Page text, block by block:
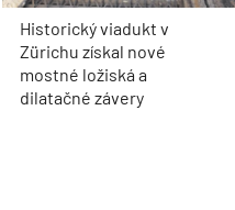
Historický viadukt v
Zürichu získal nové
mostné ložiská a
dilatačné závery